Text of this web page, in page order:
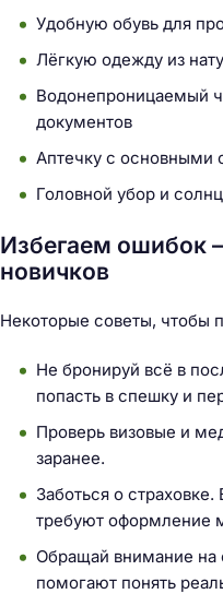
Удобную обувь для
Лёгкую одежду из
Водонепроницаемый
документов
Аптечку с основными
Головной убор и
Избегаем ошибок
новичков
Некоторые советы, чтобы
Не бронируй всё в
попасть в спешку и
Проверь визовые и
заранее.
Заботься о
требуют оформление
Обращай внимание на
помогают понять
й